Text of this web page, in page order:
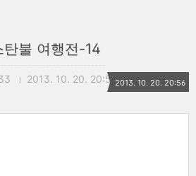
탄불 여행전-14
2013. 10. 20. 20:562013. 10. 20. 20:56